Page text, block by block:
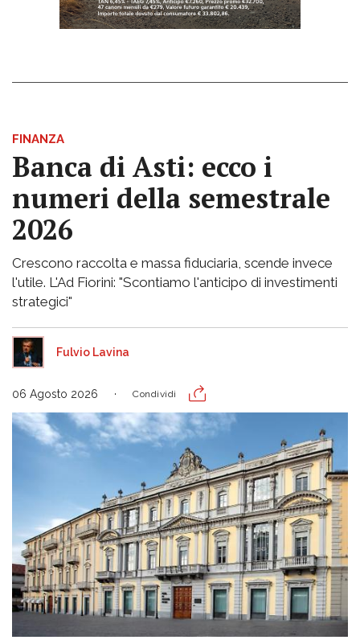
FINANZA
Banca di Asti: ecco i
numeri della semestrale
2026
Crescono raccolta e massa fiduciaria, scende invece
l'utile. L'Ad Fiorini: "Scontiamo l'anticipo di investimenti
strategici"
Fulvio Lavina
06 Agosto 2026 Condividi